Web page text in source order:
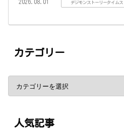
2026.08.01 デジモンストーリータイム
カテゴリー
人気記事